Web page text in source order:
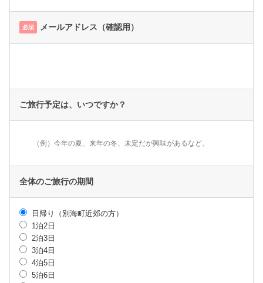
必須 メールアドレス（確認用）
ご旅行予定は、いつですか？
全体のご旅行の期間
日帰り（別海町近郊の方）
1泊2日
2泊3日
3泊4日
4泊5日
5泊6日